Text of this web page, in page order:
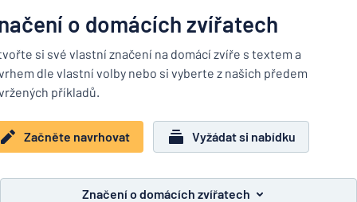
Dum a domácnost
Doprava a vozidla
Jmenovky
Značení o domácích zvířatech
Dětské značení
Značení z
Hliníkové
Dekorační
Vinylové
Materiál
Dvěře
poštovní
schránka
Dum
a
o domácích zvířatech
si své vlastní značení na domácí zvíře s textem a
dle vlastní volby nebo si vyberte z našich předem
příkladů.
Začněte navrhovat Vyžádat si nabídku
Značení o domácích zvířatech